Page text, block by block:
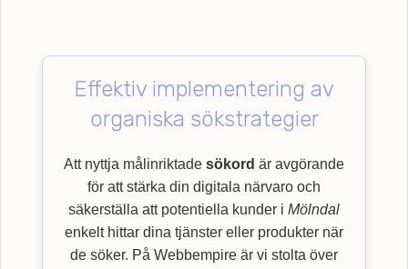
Effektiv implementering av
organiska sökstrategier
Att nyttja målinriktade sökord är avgörande
för att stärka din digitala närvaro och
säkerställa att potentiella kunder i Mölndal
enkelt hittar dina tjänster eller produkter när
de söker. På Webbempire är vi stolta över